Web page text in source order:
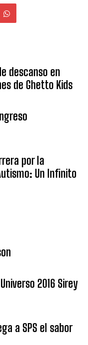
descanso en
de Ghetto Kids
por la
Un Infinito
2016 Sirey
a SPS el sabor